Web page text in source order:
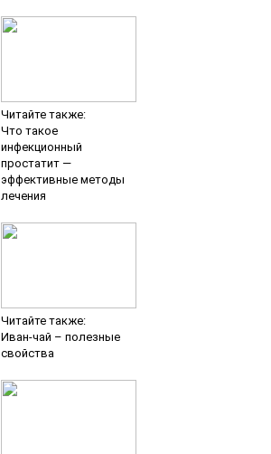
Читайте также:
Что такое
инфекционный
простатит —
эффективные методы
лечения
Читайте также:
Иван-чай – полезные
свойства